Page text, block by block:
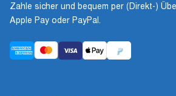
Zahle sicher und bequem per (Direkt-)
Apple Pay oder PayPal.